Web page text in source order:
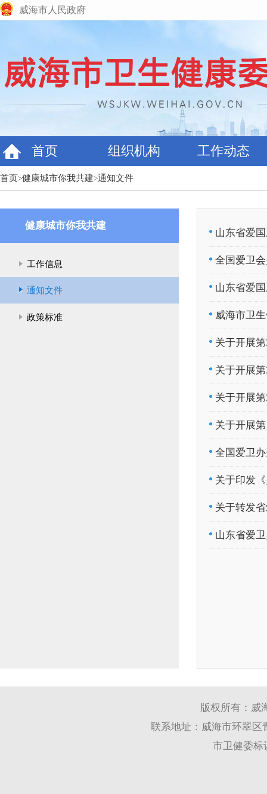
威海市人民政府
首页 组织机构 工作动态
首页>健康城市你我共建>通知文件
健康城市你我共建
工作信息
通知文件
政策标准
山东省爱
全国爱卫
山东省爱
威海市卫
关于开展
关于开展
关于开展
关于开展
全国爱卫
关于印发
关于转发
山东省爱
版权所有：威
联系地址：威海市环翠区
市卫健委标